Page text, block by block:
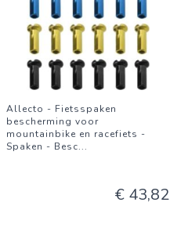
Allecto - Fietsspaken
bescherming voor
mountainbike en racefiets -
Spaken - Besc...
€ 43,82